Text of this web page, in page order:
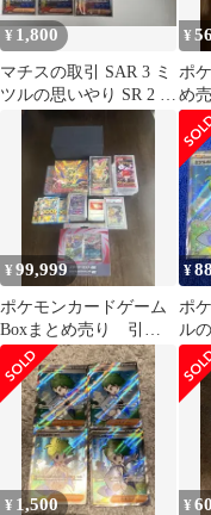
¥ 1,800
マチスの取引 SAR 3 ミ
ツルの思いやり SR 2 パ
¥
ポ
め
¥99,999
ポケモンカードゲーム
Boxまとめ売り 引退
品 新品未開封 シュ
リンク付き
¥
ポ
ル
ット
¥ 1,500 ¥